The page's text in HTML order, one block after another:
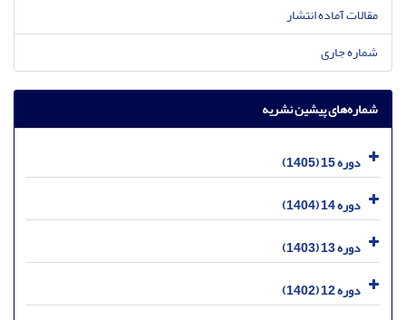
مقالات آماده انتشار
شماره جاری
شماره‌های پیشین نشریه
دوره 15 (1405)
دوره 14 (1404)
دوره 13 (1403)
دوره 12 (1402)